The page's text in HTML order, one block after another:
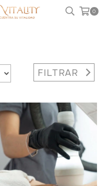
0
FILTRAR